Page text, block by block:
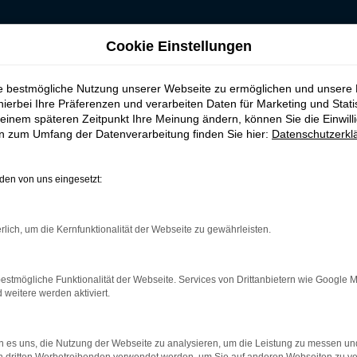
– vertrauen Sie einem
man mit einem Hyundai TUCSON Gebrauchtwagen
Auflagen auf einem erstaunlich fortschrittlichen
wird dies, wenn Sie sich für einen Traditionsbetrieb wie
einwandfreien Zustand sicher. Als inhabergeführtes
Cookie Einstellungen
bestmögliche Nutzung unserer Webseite zu ermöglichen und unsere
Ihre Präferenzen und verarbeiten Daten für Marketing und
späteren Zeitpunkt Ihre Meinung ändern, können Sie die
zum Umfang der Datenverarbeitung finden Sie hier:
von uns eingesetzt:
um die Kernfunktionalität der Webseite zu gewährleisten.
Funktionalität der Webseite. Services von Drittanbietern wie Google
weitere werden aktiviert.
es uns, die Nutzung der Webseite zu analysieren, um die Leistung zu messen